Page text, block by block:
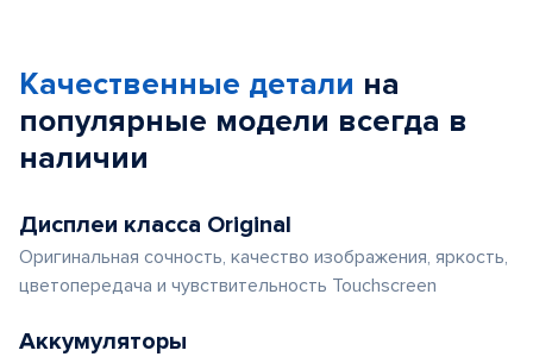
Качественные детали на
популярные модели всегда в
наличии
Дисплеи класса Original
Оригинальная сочность, качество изображения, яркость,
цветопередача и чувствительность Touchscreen
Аккумуляторы